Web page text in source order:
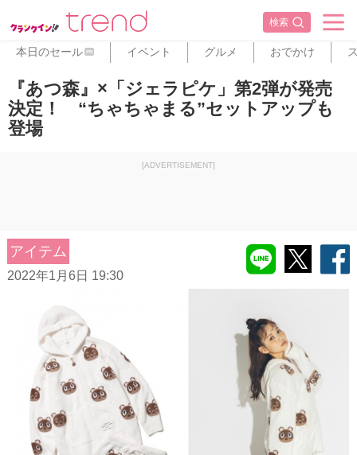
検索
本日のセール PR イベント グルメ おでかけ
『あつ森』×「ジェラピケ」第2弾が発売
決定！ “ちゃちゃまる”セットアップも
登場
[ADVERTISEMENT]
アイテム
2022年1月6日 19:30